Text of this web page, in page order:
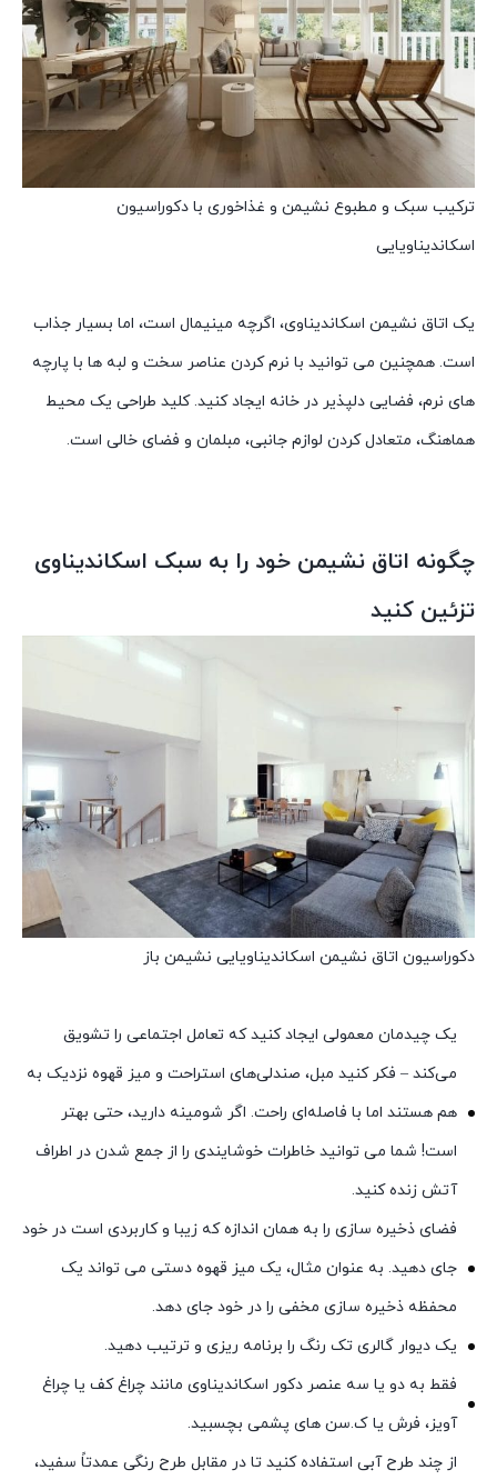
ترکیب سبک و مطبوع نشیمن و غذاخوری با دکوراسیون
اسکاندیناویایی
یک اتاق نشیمن اسکاندیناوی، اگرچه مینیمال است، اما بسیار جذاب
است. همچنین می توانید با نرم کردن عناصر سخت و لبه ها با پارچه
های نرم، فضایی دلپذیر در خانه ایجاد کنید. کلید طراحی یک محیط
هماهنگ، متعادل کردن لوازم جانبی، مبلمان و فضای خالی است.
چگونه اتاق نشیمن خود را به سبک اسکاندیناوی
تزئین کنید
دکوراسیون اتاق نشیمن اسکاندیناویایی نشیمن باز
یک چیدمان معمولی ایجاد کنید که تعامل اجتماعی را تشویق
می‌کند – فکر کنید مبل، صندلی‌های استراحت و میز قهوه نزدیک به
هم هستند اما با فاصله‌ای راحت. اگر شومینه دارید، حتی بهتر
است! شما می توانید خاطرات خوشایندی را از جمع شدن در اطراف
آتش زنده کنید.
فضای ذخیره سازی را به همان اندازه که زیبا و کاربردی است در خود
جای دهید. به عنوان مثال، یک میز قهوه دستی می تواند یک
محفظه ذخیره سازی مخفی را در خود جای دهد.
یک دیوار گالری تک رنگ را برنامه ریزی و ترتیب دهید.
فقط به دو یا سه عنصر دکور اسکاندیناوی مانند چراغ کف یا چراغ
آویز، فرش یا ک.سن های پشمی بچسبید.
از چند طرح آبی استفاده کنید تا در مقابل طرح رنگی عمدتاً سفید،